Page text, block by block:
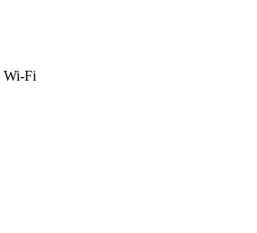
Wi-Fi